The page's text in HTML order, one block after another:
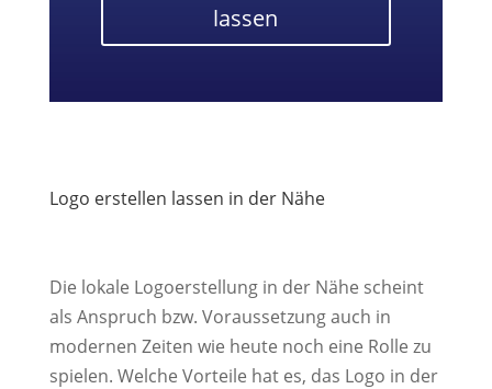
lassen
Logo erstellen lassen in der Nähe
Die lokale Logoerstellung in der Nähe scheint
als Anspruch bzw. Voraussetzung auch in
modernen Zeiten wie heute noch eine Rolle zu
spielen. Welche Vorteile hat es, das Logo in der